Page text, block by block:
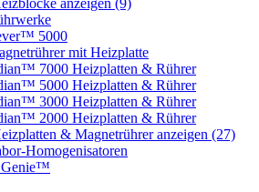
anzeigen (9)
5000
mit Heizplatte
7000 Heizplatten & Rührer
5000 Heizplatten & Rührer
3000 Heizplatten & Rührer
2000 Heizplatten & Rührer
& Magnetrührer anzeigen (27)
Homogenisatoren
Genie™